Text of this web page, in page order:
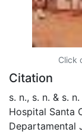
Click
Citation
s. n., s. n. & s.
Hospital Santa
Departamental